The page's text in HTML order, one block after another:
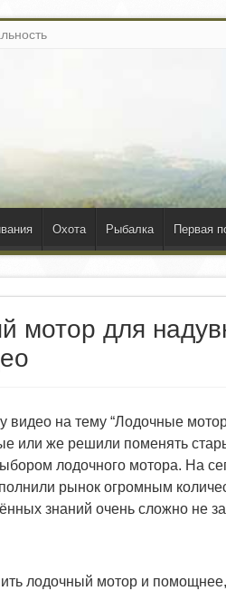
Охота Рыбалка Первая
мотор для
видео на тему “Лодочные
или же решили поменять
лодочного мотора. На
рынок огромным
знаний очень сложно не
лодочный мотор и